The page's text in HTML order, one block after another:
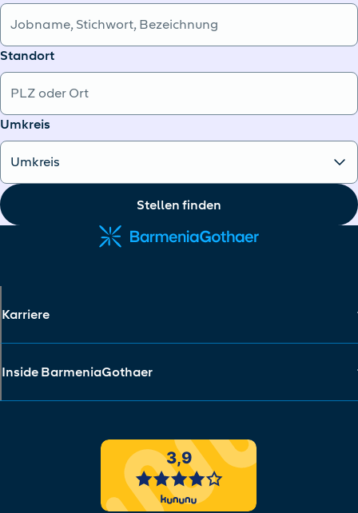
Standort
Umkreis
Stellen finden
Karriere
Inside BarmeniaGothaer